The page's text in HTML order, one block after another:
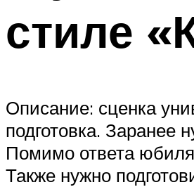
стиле
Описание: сценка
подготовка. Заранее
Помимо ответа
Также нужно